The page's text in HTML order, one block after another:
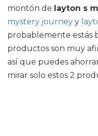
montón de layton s
mystery journey y
probablemente estás
productos son muy
así que puedes
mirar solo estos 2